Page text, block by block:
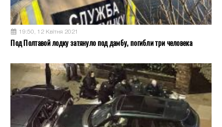
19:50, 12 Квітня 2021
Под Полтавой лодку затянуло под дамбу, погибли три человека